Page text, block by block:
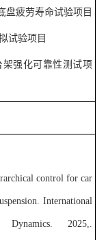
盘疲劳寿命试验项目
试验项目
架强化可靠性测试项
control for car
International
2025,.